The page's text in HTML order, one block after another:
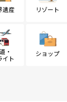
遺産 リゾート
・
イト
ショップ